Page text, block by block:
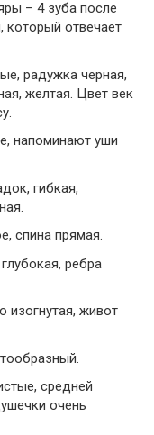
– 4 зуба после
который отвечает
радужка черная,
желтая. Цвет век
напоминают уши
гибкая,
спина прямая.
ребра
изогнутая, живот
средней
очень